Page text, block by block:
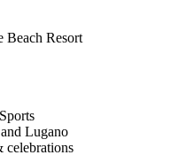
Beach Resort
Lugano
celebrations